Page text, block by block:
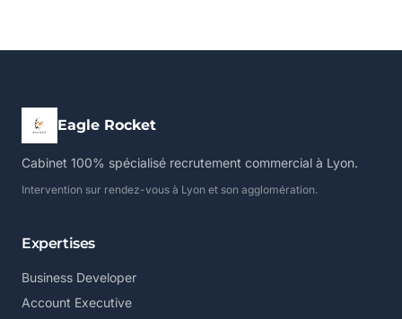
Eagle Rocket
Cabinet 100% spécialisé recrutement commercial à Lyon.
Intervention sur rendez-vous à Lyon et son agglomération.
Expertises
Business Developer
Account Executive